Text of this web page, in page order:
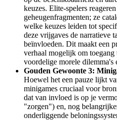
keuzes. Elite-spelers
geheugenfragmenten; ze
welke keuzes leiden tot
deze vrijgaves de narratieve
beïnvloeden. Dit maakt een
verhaal mogelijk om toegang
voordelige morele dilemma's
Gouden Gewoonte 3:
Hoewel het een pauze lijkt
minigames cruciaal voor
dat van invloed is op je
"zorgen") en, nog
onderliggende